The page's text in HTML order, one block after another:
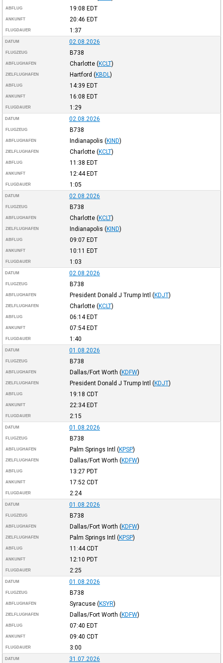
ABFLUG 19:08 EDT
ANKUNFT 20:46 EDT
FLUGDAUER 1:37
DATUM 02.08.2026
FLUGZEUG B738
ABFLUGHAFEN Charlotte (KCLT)
ZIELFLUGHAFEN Hartford (KBDL )
ABFLUG 14:39 EDT
ANKUNFT 16:08 EDT
FLUGDAUER 1:29
DATUM 02.08.2026
FLUGZEUG B738
ABFLUGHAFEN Indianapolis (KIND)
ZIELFLUGHAFEN Charlotte (KCLT)
ABFLUG 11:38 EDT
ANKUNFT 12:44EDT
FLUGDAUER 1:05
DATUM 02.08.2026
FLUGZEUG B738
ABFLUGHAFEN Charlotte (KCLT)
ZIELFLUGHAFEN Indianapolis (KIND)
ABFLUG 09:07 EDT
ANKUNFT 10:11 EDT
FLUGDAUER 1:03
DATUM 02.08.2026
FLUGZEUG B738
ABFLUGHAFEN President Donald J Trump Intl (KDJT)
ZIELFLUGHAFEN Charlotte (KCLT)
ABFLUG 06:14EDT
ANKUNFT 07:54EDT
FLUGDAUER 1:40
DATUM 01.08.2026
FLUGZEUG B738
ABFLUGHAFEN Dallas/Fort Worth (KDFW)
ZIELFLUGHAFEN President Donald J Trump Intl (KDJT)
ABFLUG 19:18 CDT
ANKUNFT 22:34EDT
FLUGDAUER 2:15
DATUM 01.08.2026
FLUGZEUG B738
ABFLUGHAFEN Palm Springs Intl (KPSP)
ZIELFLUGHAFEN Dallas/Fort Worth (KDFW)
ABFLUG 13:27 PDT
ANKUNFT 17:52 CDT
FLUGDAUER 2:24
DATUM 01.08.2026
FLUGZEUG B738
ABFLUGHAFEN Dallas/Fort Worth (KDFW)
ZIELFLUGHAFEN Palm Springs Intl (KPSP)
ABFLUG 11:44CDT
ANKUNFT 12:10 PDT
FLUGDAUER 2:25
DATUM 01.08.2026
FLUGZEUG B738
ABFLUGHAFEN Syracuse (KSYR)
ZIELFLUGHAFEN Dallas/Fort Worth (KDFW)
ABFLUG 07:40 EDT
ANKUNFT 09:40 CDT
FLUGDAUER 3:00
DATUM 31.07.2026